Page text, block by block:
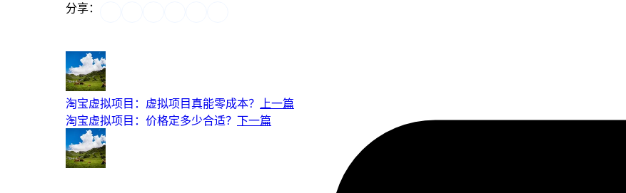
分享：
淘宝虚拟项目：虚拟项目真能零成本？
上一篇
淘宝虚拟项目：价格定多少合适？ 下一篇